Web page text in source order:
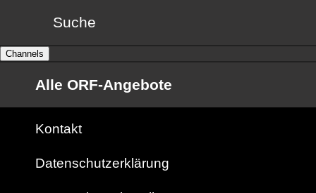
Suche
Channels
Alle ORF-Angebote
Kontakt
Datenschutzerklärung